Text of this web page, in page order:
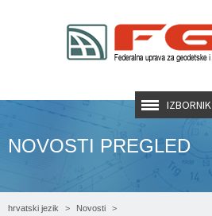
IZBORNIK
NOVOSTI PREGLED
hrvatski jezik Novosti